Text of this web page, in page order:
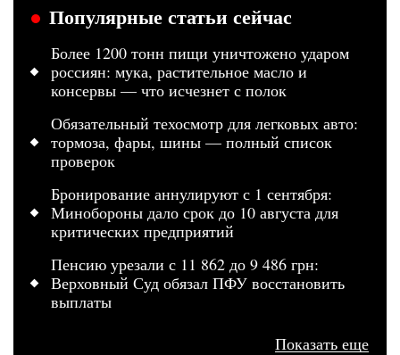
Популярные статьи сейчас
Более 1200 тонн пищи уничтожено ударом
россиян: мука, растительное масло и
консервы — что исчезнет с полок
Обязательный техосмотр для легковых авто:
тормоза, фары, шины — полный список
проверок
Бронирование аннулируют с 1 сентября:
Минобороны дало срок до 10 августа для
критических предприятий
Пенсию урезали с 11 862 до 9 486 грн:
Верховный Суд обязал ПФУ восстановить
выплаты
Показать еще